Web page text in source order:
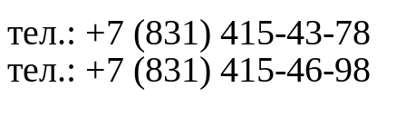
тел.: +7 (831) 415-43-78
тел.: +7 (831) 415-46-98